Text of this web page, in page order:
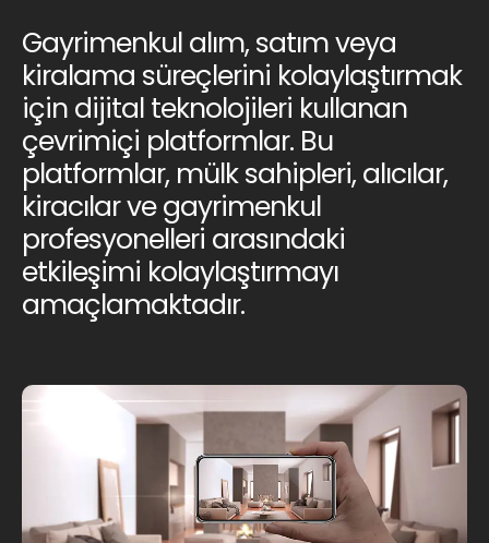
Gayrimenkul alım, satım veya
kiralama süreçlerini kolaylaştırmak
için dijital teknolojileri kullanan
çevrimiçi platformlar. Bu
platformlar, mülk sahipleri, alıcılar,
kiracılar ve gayrimenkul
profesyonelleri arasındaki
etkileşimi kolaylaştırmayı
amaçlamaktadır.